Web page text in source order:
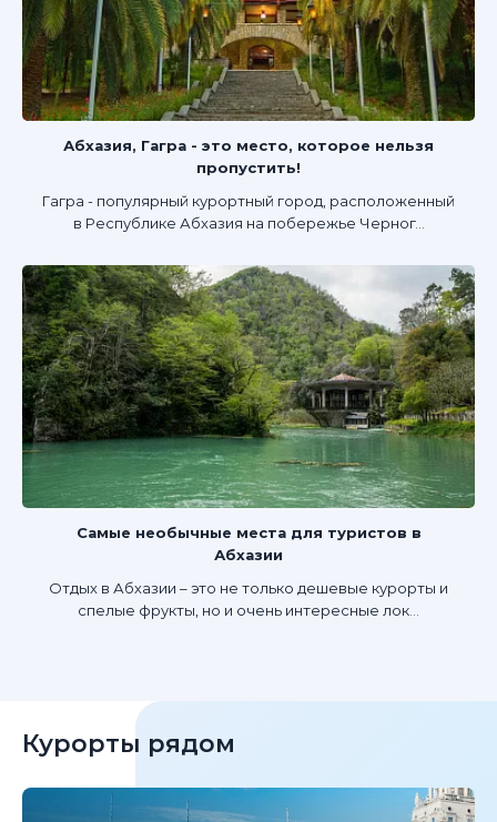
Абхазия, Гагра - это место, которое нельзя
пропустить!
Гагра - популярный курортный город, расположенный
в Республике Абхазия на побережье Черног...
Самые необычные места для туристов в
Абхазии
Отдых в Абхазии – это не только дешевые курорты и
спелые фрукты, но и очень интересные лок...
Курорты рядом